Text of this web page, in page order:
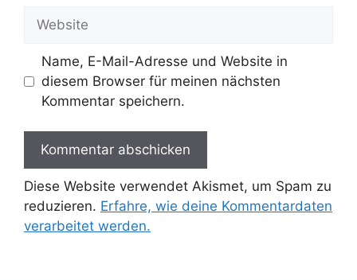
Name, E-Mail-Adresse und Website in
diesem Browser für meinen nächsten
Kommentar speichern.
Diese Website verwendet Akismet, um Spam zu
reduzieren. Erfahre, wie deine Kommentardaten
verarbeitet werden.